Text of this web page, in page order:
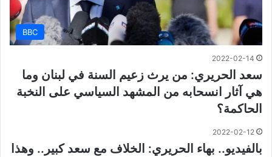
BBC
2022-02-14
سعد الحريري: من يرث زعيم السنة في لبنان وما
هي آثار انسحابه من المشهد السياسي على النخبة
الحاكمة؟
2022-02-12
بالفيديو.. بهاء الحريري: الخلاف مع سعد كبير.. وهذا